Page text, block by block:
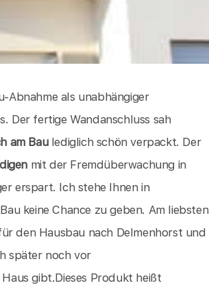
Abnahme als unabhängiger
Der fertige Wandanschluss sah
am Baulediglich schön verpackt. Der
mit der Fremdüberwachung in
erspart. Ich stehe Ihnen in
keine Chance zu geben. Am liebsten
den Hausbau nach Delmenhorst und
später noch vor
gibt.Dieses Produkt heißt